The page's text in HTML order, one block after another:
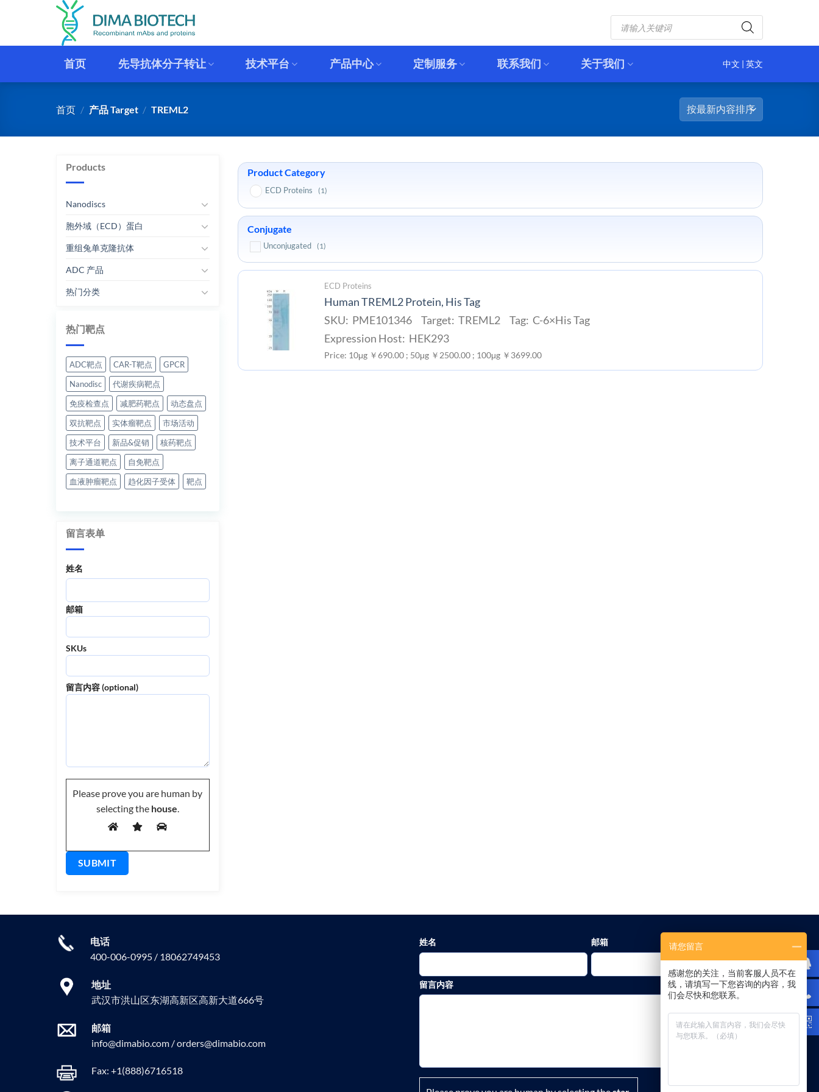
Products
search
首页 先导抗体分子转让 技术平台 产品中心 定制服务 联系我们 关于我们 中文 | 英文
首页 / 产品 Target / TREML2
Products
Nanodiscs
胞外域（ECD）蛋白
重组兔单克隆抗体
ADC 产品
热门分类
热门靶点
ADC靶点 CAR-T靶点
GPCR
Nanodisc
代谢疾病靶点
免疫检查点
减肥药靶点
动态盘点
双抗靶点
实体瘤靶点
市场活动
技术平台
新品&促销
核药靶点
离子通道靶点
自免靶点
血液肿瘤靶点
趋化因子受体 靶点
留言表单
姓名
邮箱
SKUs
留言内容 (optional)
Please prove you are human by
selecting thehouse.
Product Category
ECD Proteins (1)
Conjugate
Unconjugated (1)
ECD Proteins
Human TREML2 Protein, His Tag
SKU: PME101346 Target: TREML2 Tag: C-6×His Tag
Expression Host: HEK293
Price: 10μg ￥690.00 ; 50μg ￥2500.00 ; 100μg ￥3699.00
电话
400-006-0995 / 18062749453
地址
武汉市洪山区东湖高新区高新大道666号
邮箱
info@dimabio.com / orders@dimabio.com
Fax: +1(888)6716518
姓名 邮箱
留言内容
请您留言
感谢您的关注，当前客服人员不在
线，请填写一下您咨询的内容，我
们会尽快和您联系。